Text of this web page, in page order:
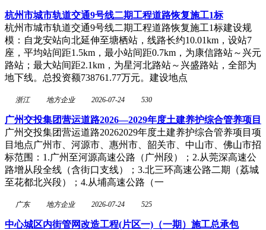
杭州市城市轨道交通9号线二期工程道路恢复施工1标
杭州市城市轨道交通9号线二期工程道路恢复施工1标建设规
模：自龙安站向北延伸至塘栖站，线路长约10.01km，设站7
座，平均站间距1.5km，最小站间距0.7km，为康信路站～兴元
路站；最大站间距2.1km，为星河北路站～兴盛路站，全部为
地下线。总投资额738761.77万元。建设地点
浙江 地方企业 2026-07-24 530
广州交投集团营运道路2026—2029年度土建养护综合管养项目
广州交投集团营运道路20262029年度土建养护综合管养项目项
目地点广州市、河源市、惠州市、韶关市、中山市、佛山市招
标范围：1.广州至河源高速公路（广州段）；2.从莞深高速公
路增从段全线（含街口支线）；3.北三环高速公路二期（荔城
至花都北兴段）；4.从埔高速公路（一
广东 地方企业 2026-07-24 525
中心城区内街管网改造工程(片区一)（一期）施工总承包